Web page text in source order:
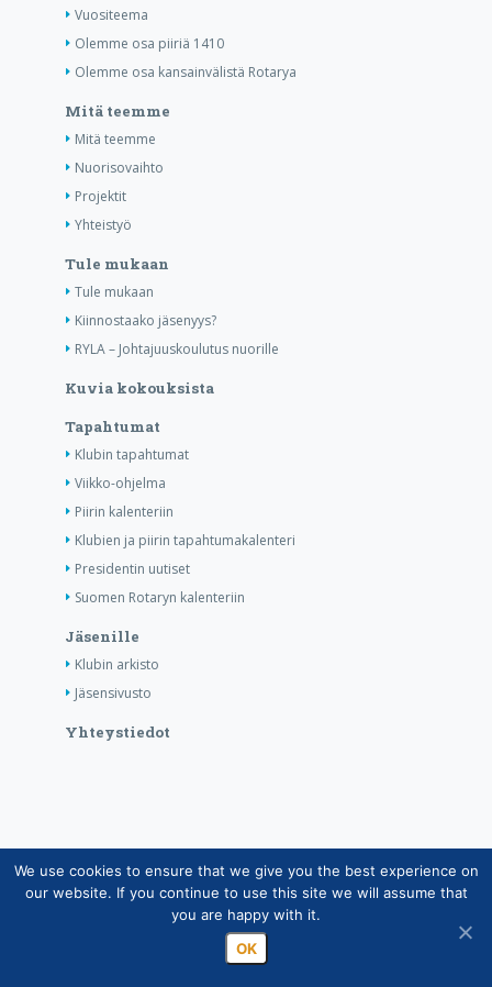
Vuositeema
Olemme osa piiriä 1410
Olemme osa kansainvälistä Rotarya
Mitä teemme
Mitä teemme
Nuorisovaihto
Projektit
Yhteistyö
Tule mukaan
Tule mukaan
Kiinnostaako jäsenyys?
RYLA – Johtajuuskoulutus nuorille
Kuvia kokouksista
Tapahtumat
Klubin tapahtumat
Viikko-ohjelma
Piirin kalenteriin
Klubien ja piirin tapahtumakalenteri
Presidentin uutiset
Suomen Rotaryn kalenteriin
Jäsenille
Klubin arkisto
Jäsensivusto
Yhteystiedot
Copyright © Suomen Rotarypalvelu ry 2026 |
Jäsentietojärjestelmän tietosuojaseloste|Henkilötietojen
käsittely Rotarytoiminnassa
We use cookies to ensure that we give you the best experience on
our website. If you continue to use this site we will assume that
you are happy with it.
OK